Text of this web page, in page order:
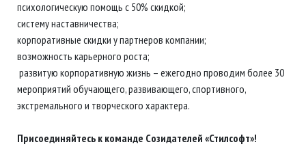
психологическую помощь с 50% скидкой;
систему наставничества;
корпоративные скидки у партнеров компании;
возможность карьерного роста;
развитую корпоративную жизнь – ежегодно проводим более 30
мероприятий обучающего, развивающего, спортивного,
экстремального и творческого характера.
Присоединяйтесь к команде Созидателей «Стилсофт»!